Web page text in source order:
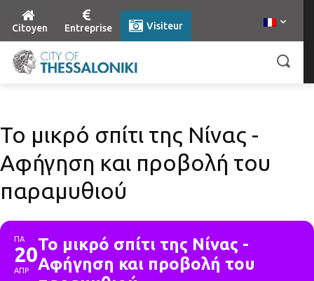
Citoyen Entreprise Visiteur
Το μικρό σπίτι της Νίνας -
Αφήγηση και προβολή του
παραμυθιού
ΠΑ
20
ΑΠΡ
Το μικρό σπίτι της Νίνας -
Αφήγηση και προβολή του